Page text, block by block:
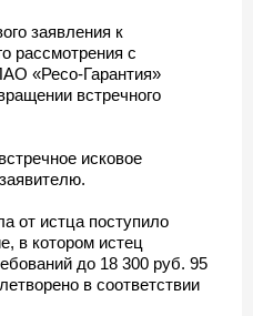
заявления к
рассмотрения с
«Ресо-Гарантия»
встречного
исковое
от истца поступило
в котором истец
до 18 300 руб. 95
в соответствии